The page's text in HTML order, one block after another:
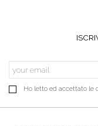
Ho letto ed accettato le